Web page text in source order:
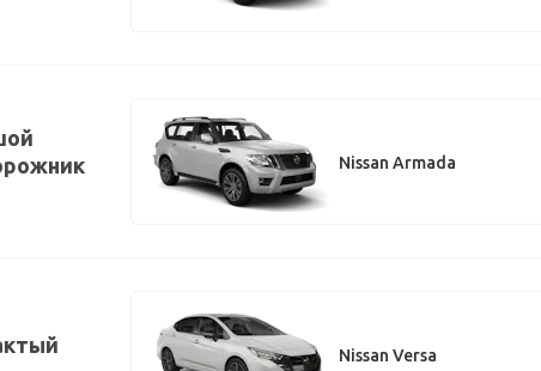
Nissan Armada
Nissan Versa